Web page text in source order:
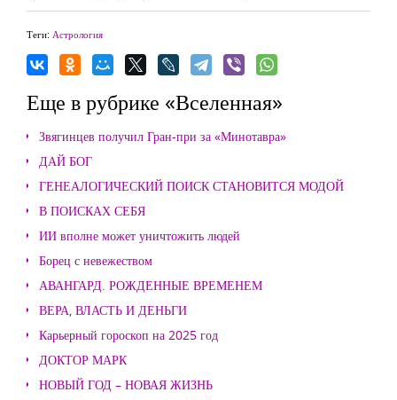
Теги: Астрология
Еще в рубрике «Вселенная»
Звягинцев получил Гран-при за «Минотавра»
ДАЙ БОГ
ГЕНЕАЛОГИЧЕСКИЙ ПОИСК СТАНОВИТСЯ МОДОЙ
В ПОИСКАХ СЕБЯ
ИИ вполне может уничтожить людей
Борец с невежеством
АВАНГАРД. РОЖДЕННЫЕ ВРЕМЕНЕМ
ВЕРА, ВЛАСТЬ И ДЕНЬГИ
Карьерный гороскоп на 2025 год
ДОКТОР МАРК
НОВЫЙ ГОД – НОВАЯ ЖИЗНЬ